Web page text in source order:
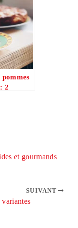
et
2
et gourmands
SUIVANT